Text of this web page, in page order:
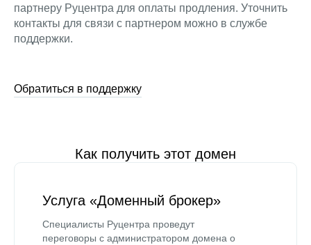
партнеру Руцентра для оплаты продления. Уточнить
контакты для связи с партнером можно в службе
поддержки.
Обратиться в поддержку
Как получить этот домен
Услуга «Доменный брокер»
Специалисты Руцентра проведут
переговоры с администратором домена о